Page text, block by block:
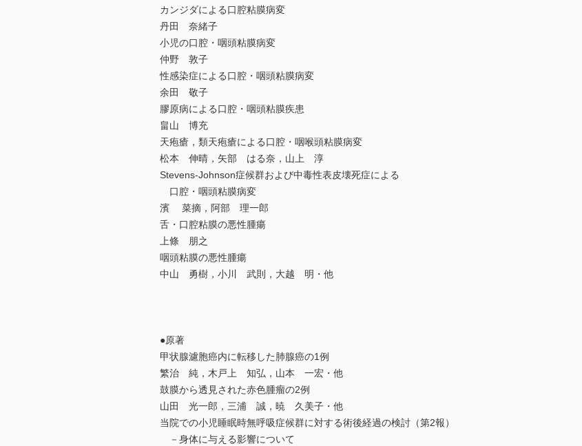
カンジダによる口腔粘膜病変
丹田 奈緒子
小児の口腔・咽頭粘膜病変
仲野 敦子
性感染症による口腔・咽頭粘膜病変
余田 敬子
膠原病による口腔・咽頭粘膜疾患
畠山 博充
天疱瘡，類天疱瘡による口腔・咽喉頭粘膜病変
松本 伸晴，矢部 はる奈，山上 淳
Stevens-Johnson症候群および中毒性表皮壊死症による
口腔・咽頭粘膜病変
濱 菜摘，阿部 理一郎
舌・口腔粘膜の悪性腫瘍
上條 朋之
咽頭粘膜の悪性腫瘍
中山 勇樹，小川 武則，大越 明・他
●原著
甲状腺濾胞癌内に転移した肺腺癌の1例
繁治 純，木戸上 知弘，山本 一宏・他
鼓膜から透見された赤色腫瘤の2例
山田 光一郎，三浦 誠，暁 久美子・他
当院での小児睡眠時無呼吸症候群に対する術後経過の検討（第2報）
－身体に与える影響について